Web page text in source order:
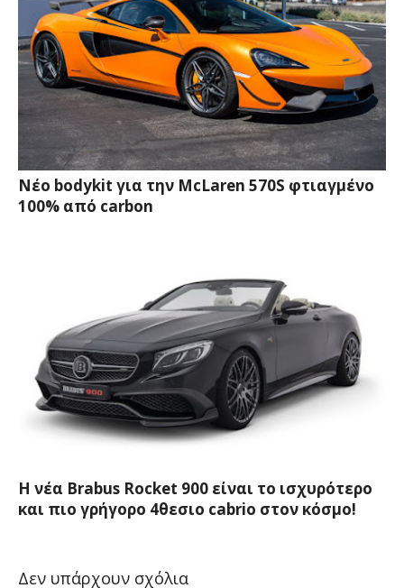
Νέο bodykit για την McLaren 570S φτιαγμένο
100% από carbon
Η νέα Brabus Rocket 900 είναι το ισχυρότερο
και πιο γρήγορο 4θεσιο cabrio στον κόσμο!
Δεν υπάρχουν σχόλια